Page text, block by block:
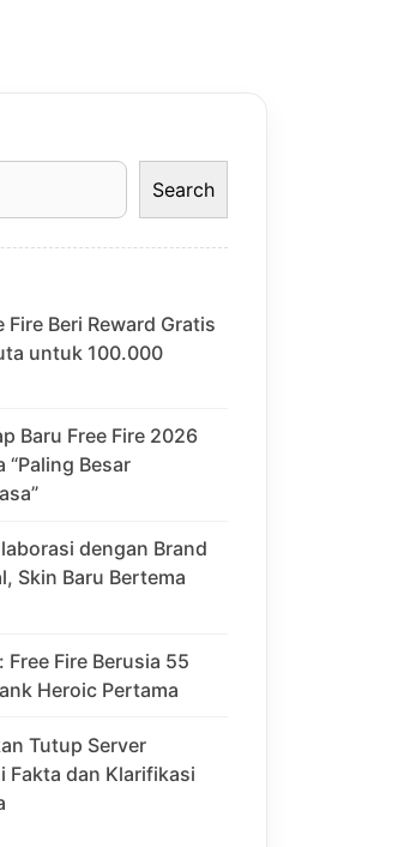
Search
Fire Beri Reward Gratis
untuk 100.000
Baru Free Fire 2026
“Paling Besar
dengan Brand
Skin Baru Bertema
Free Fire Berusia 55
Heroic Pertama
Tutup Server
Fakta dan Klarifikasi